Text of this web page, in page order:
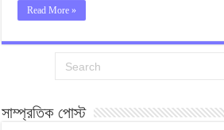
Read More »
সাম্প্রতিক পোস্ট